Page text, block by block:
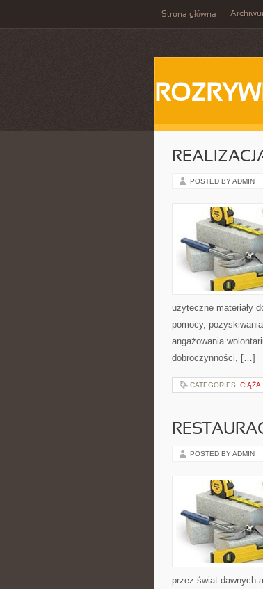
Strona główna
POSTED BY ADMIN
użyteczne materiały
pomocy,
angażowania
dobroczynności, […]
CATEGORIES:
POSTED BY ADMIN
przez świat dawnych